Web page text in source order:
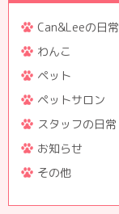
Can&Leeの日常
わんこ
ペット
ペットサロン
スタッフの日常
お知らせ
その他